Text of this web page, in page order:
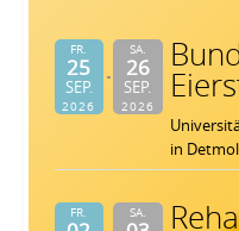
FR.
25
SEP.
2026
SA.
26
SEP.
2026
in
FR. SA.